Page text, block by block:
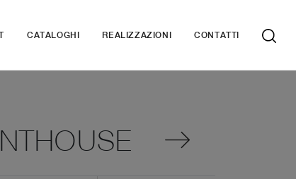
CATALOGHI REALIZZAZIONI CONTATTI